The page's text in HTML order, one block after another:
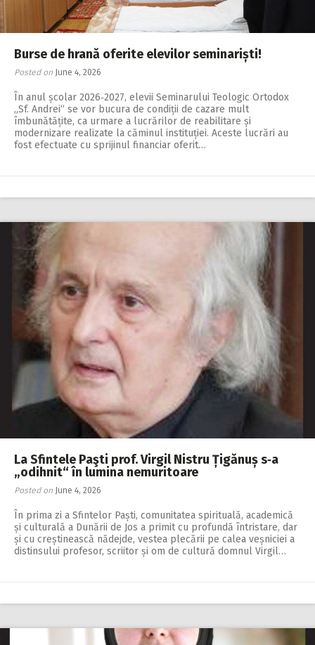
Burse de hrană oferite elevilor seminariști!
Posted on June 4, 2026
În anul școlar 2026‑2027, elevii Seminarului Teologic Ortodox
„Sf. Andrei“ se vor bucura de condiții de cazare mult
îmbunătățite, ca urmare a lucrărilor de reabilitare și
modernizare realizate la căminul instituției. Aceste lucrări au
fost efectuate cu sprijinul financiar oferit…
La Sfintele Paşti prof. Virgil Nistru Țigănuș s‑a
„odihnit“ în lumina nemuritoare
Posted on June 4, 2026
În prima zi a Sfintelor Paști, comunitatea spirituală, academică
și culturală a Dunării de Jos a primit cu profundă întristare, dar
și cu creștinească nădejde, vestea plecării pe calea veșniciei a
distinsului profesor, scriitor și om de cultură domnul Virgil…